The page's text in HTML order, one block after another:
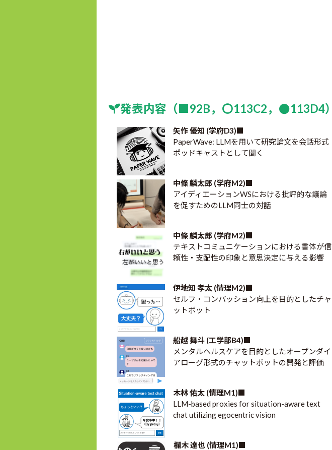
発表内容（■92B，〇113C2，●113D4）
矢作 優知 (学府D3)■
PaperWave: LLMを用いて研究論文を会話形式
ポッドキャストとして聞く
中條 麟太郎 (学府M2)■
アイディエーションWSにおける批評的な議論
を促すためのLLM同士の対話
中條 麟太郎 (学府M2)■
テキストコミュニケーションにおける書体が信
頼性・支配性の印象と意思決定に与える影響
伊地知 孝太 (情理M2)■
セルフ・コンパッション向上を目的としたチャ
ットボット
船越 舞斗 (工学部B4)■
メンタルヘルスケアを目的としたオープンダイ
アローグ形式のチャットボットの開発と評価
木林 佑太 (情理M1)■
LLM-based proxies for situation-aware text
chat utilizing egocentric vision
欄木 達也 (情理M1)■